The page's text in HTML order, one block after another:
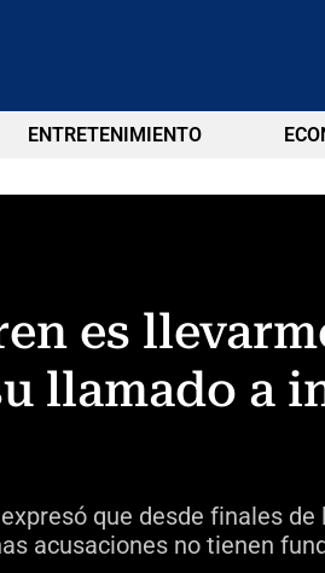
ENTRETENIMIENTO
es
llamado a
que desde finales
acusaciones no tienen